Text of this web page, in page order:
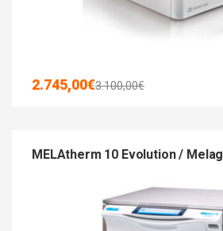
3.100,00€
2.745,00€
MELAtherm 10 Evolution / Melag